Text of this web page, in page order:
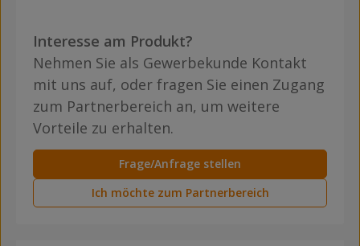
Interesse am Produkt?
Nehmen Sie als Gewerbekunde Kontakt
mit uns auf, oder fragen Sie einen Zugang
zum Partnerbereich an, um weitere
Vorteile zu erhalten.
Frage/Anfrage stellen
Ich möchte zum Partnerbereich